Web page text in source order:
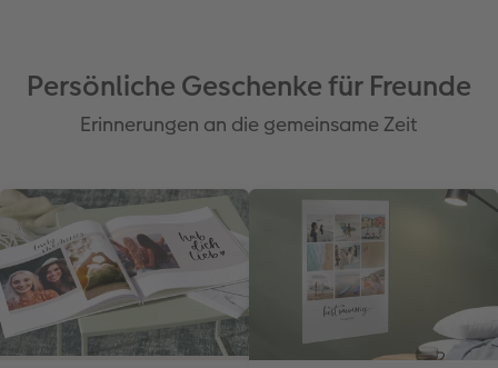
Persönliche Geschenke für Freunde
Erinnerungen an die gemeinsame Zeit